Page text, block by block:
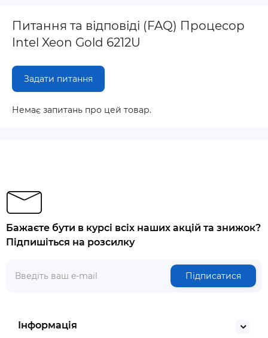
Питання та відповіді (FAQ) Процесор
Intel Xeon Gold 6212U
Задати питання
Немає запитань про цей товар.
Бажаєте бути в курсі всіх наших акцій та знижок?
Підпишіться на розсилку
Підписатися
Інформація